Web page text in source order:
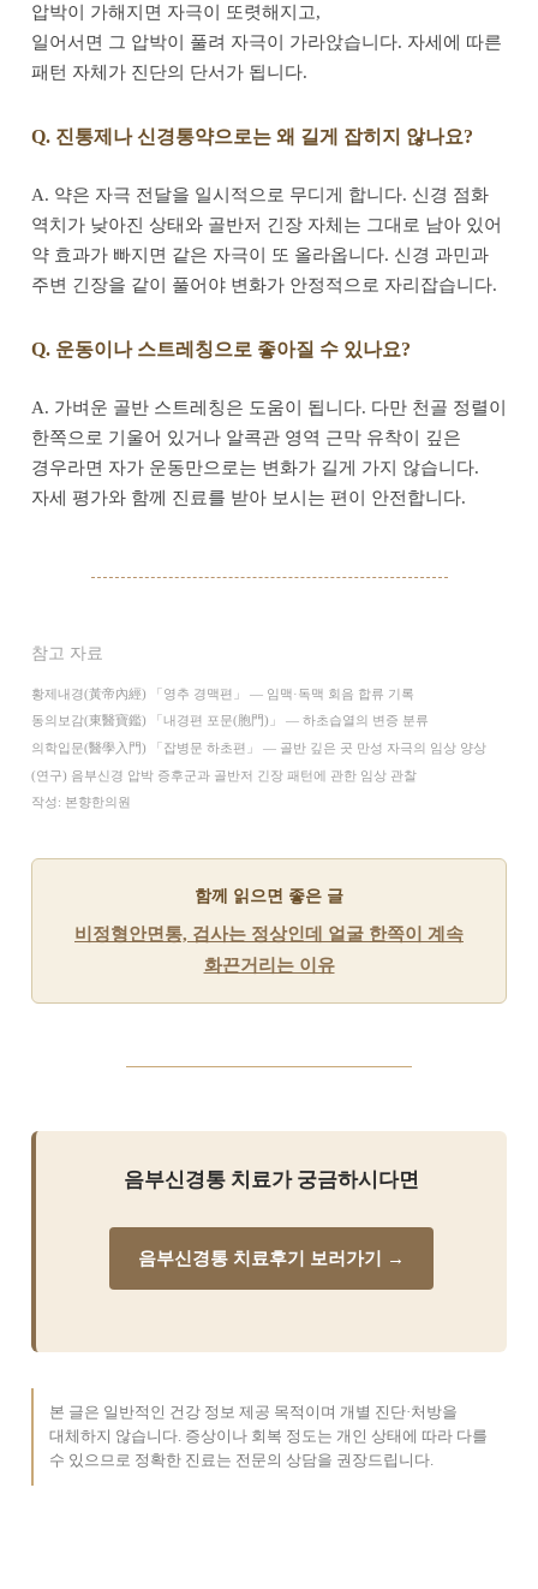
압박이 가해지면 자극이 또렷해지고,
일어서면 그 압박이 풀려 자극이 가라앉습니다. 자세에 따른
패턴 자체가 진단의 단서가 됩니다.
Q. 진통제나 신경통약으로는 왜 길게 잡히지 않나요?
A. 약은 자극 전달을 일시적으로 무디게 합니다. 신경 점화
역치가 낮아진 상태와 골반저 긴장 자체는 그대로 남아 있어
약 효과가 빠지면 같은 자극이 또 올라옵니다. 신경 과민과
주변 긴장을 같이 풀어야 변화가 안정적으로 자리잡습니다.
Q. 운동이나 스트레칭으로 좋아질 수 있나요?
A. 가벼운 골반 스트레칭은 도움이 됩니다. 다만 천골 정렬이
한쪽으로 기울어 있거나 알콕관 영역 근막 유착이 깊은
경우라면 자가 운동만으로는 변화가 길게 가지 않습니다.
자세 평가와 함께 진료를 받아 보시는 편이 안전합니다.
참고 자료
황제내경(黃帝內經) 「영추 경맥편」 — 임맥·독맥 회음 합류 기록
동의보감(東醫寶鑑) 「내경편 포문(胞門)」 — 하초습열의 변증 분류
의학입문(醫學入門) 「잡병문 하초편」 — 골반 깊은 곳 만성 자극의 임상 양상
(연구) 음부신경 압박 증후군과 골반저 긴장 패턴에 관한 임상 관찰
작성: 본향한의원
함께 읽으면 좋은 글
비정형안면통, 검사는 정상인데 얼굴 한쪽이 계속
화끈거리는 이유
음부신경통 치료가 궁금하시다면
음부신경통 치료후기 보러가기 →
본 글은 일반적인 건강 정보 제공 목적이며 개별 진단·처방을
대체하지 않습니다. 증상이나 회복 정도는 개인 상태에 따라 다를
수 있으므로 정확한 진료는 전문의 상담을 권장드립니다.